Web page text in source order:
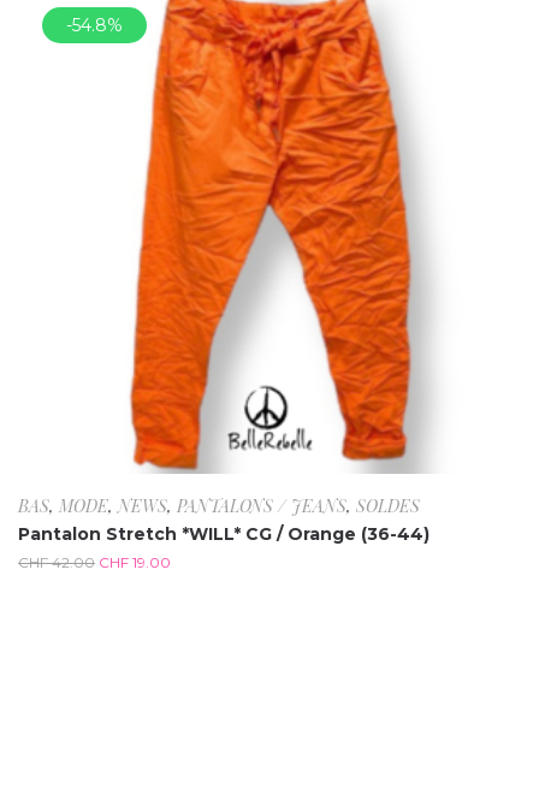
-54.8%
BAS, MODE,NEWS, PANTALONS / JEANS, SOLDES
Pantalon Stretch *WILL* CG / Orange (36-44)
CHF42.00 CHF 19.00